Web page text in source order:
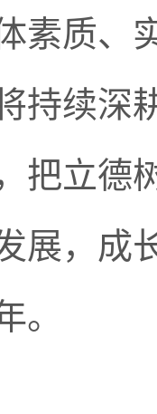
素质、
持续深
把立德
展，成
。